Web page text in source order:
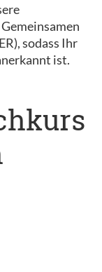
sodass Ihr
ist.